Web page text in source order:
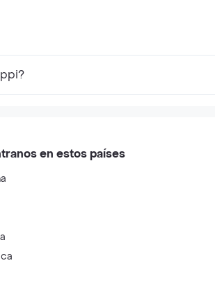
en estos países